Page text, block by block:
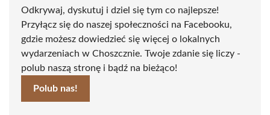
Odkrywaj, dyskutuj i dziel się tym co najlepsze!
Przyłącz się do naszej społeczności na Facebooku,
gdzie możesz dowiedzieć się więcej o lokalnych
wydarzeniach w Choszcznie. Twoje zdanie się liczy -
polub naszą stronę i bądź na bieżąco!
Polub nas!